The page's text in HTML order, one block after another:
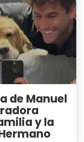
de Manuel
y la